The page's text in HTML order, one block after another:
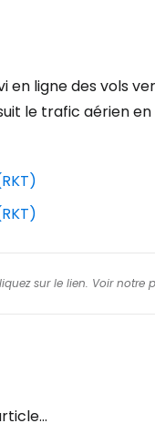
ligne des vols
le trafic aérien
sur le lien. Voir notre